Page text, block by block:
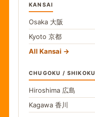
KANSAI
Osaka 大阪
Kyoto 京都
All Kansai
CHUGOKU / SHIKOKU
Hiroshima 広島
Kagawa 香川